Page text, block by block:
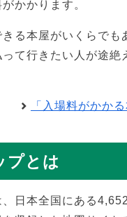
かかります。
る本屋がいくらでも
て行きたい人が途絶
「入場料がかか
プとは
日本全国にある